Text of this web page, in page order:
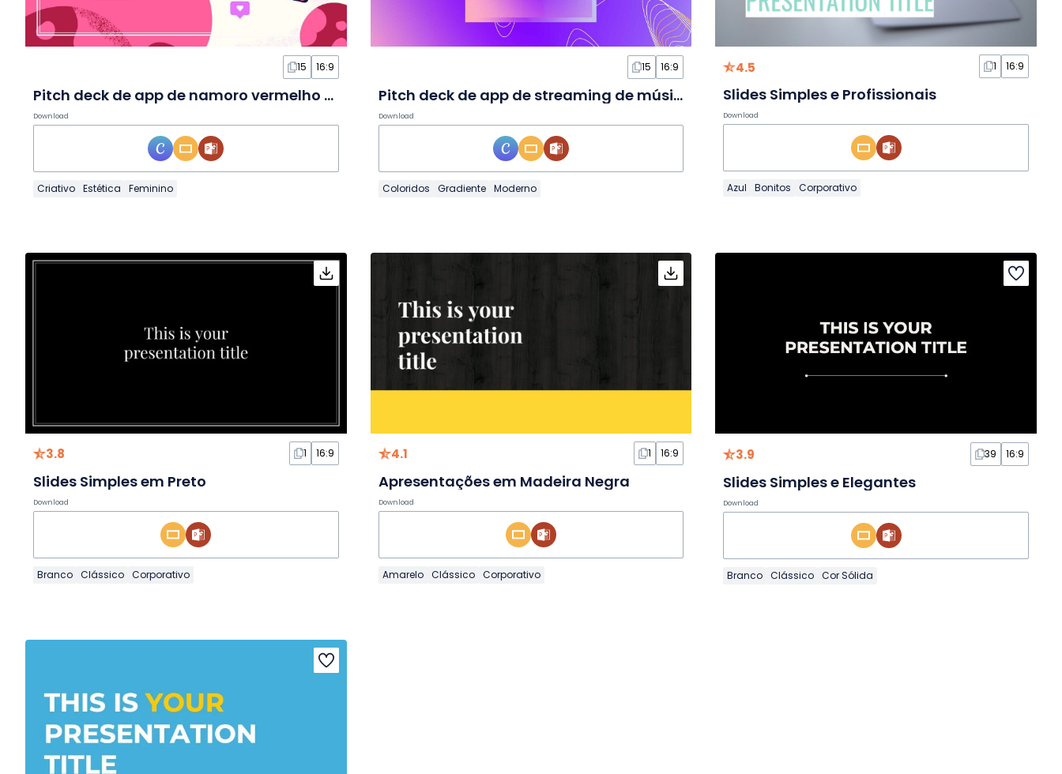
15 16:9
Pitch deck de app de namoro vermelho em Slides
Download
Criativo Estética Feminino
15 16:9
Pitch deck de app de streaming de música moderno em Slides
Download
Coloridos Gradiente Moderno
4.5 1 16:9
Slides Simples e Profissionais
Download
Azul Bonitos Corporativo
3.8 1 16:9
Slides Simples em Preto
Download
Branco Clássico Corporativo
4.1 1 16:9
Apresentações em Madeira Negra
Download
Amarelo Clássico Corporativo
3.9 39 16:9
Slides Simples e Elegantes
Download
Branco Clássico Cor Sólida